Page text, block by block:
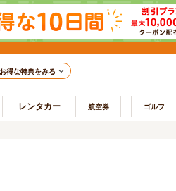
お得な特典をみる
レンタカー 航空券 ゴルフ